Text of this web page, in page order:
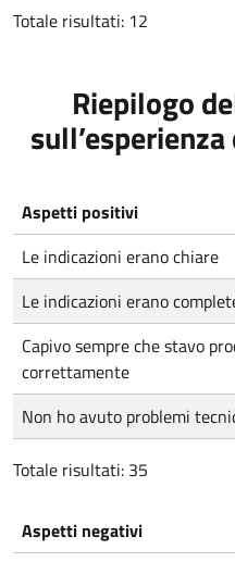
Totale risultati: 12
Riepilogo
Aspetti positivi
Le indicazioni erano chiare
Le indicazioni erano
Capivo sempre che stavo
correttamente
Non ho avuto problemi
Totale risultati: 35
Aspetti negativi